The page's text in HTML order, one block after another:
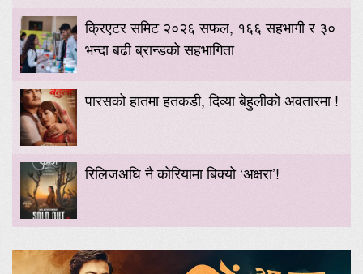
क्रिएटर समिट २०२६ सफल, १६६ सहभागी र ३०
भन्दा बढी ब्रान्डको सहभागिता
पारसको हातमा हतकडी, दिव्या बेहुलीको अवतारमा !
रिलिजअघि नै कोरियामा बिक्यो ‘अक्षरा’!